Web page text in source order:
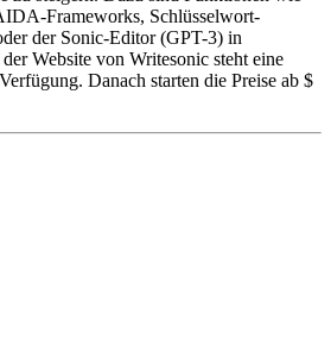
Frameworks, Schlüsselwort-
der Sonic-Editor (GPT-3) in
Website von Writesonic steht eine
Danach starten die Preise ab $